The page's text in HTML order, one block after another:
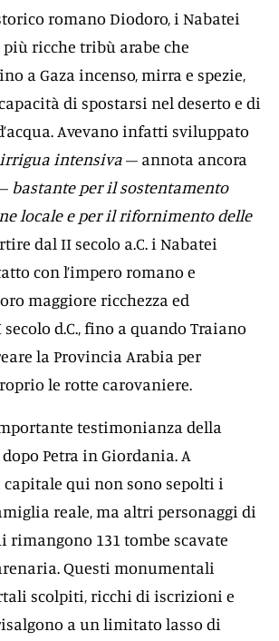
romano Diodoro, i Nabatei
ricche tribù arabe che
a Gaza incenso, mirra e spezie,
di spostarsi nel deserto e di
Avevano infatti sviluppato
irrigua intensiva– annota ancora
bastante per il sostentamento
locale e per il rifornimento delle
dal II secolo a.C. i Nabatei
con l’impero romano e
maggiore ricchezza ed
d.C., fino a quando Traiano
la Provincia Arabia per
le rotte carovaniere.
testimonianza della
Petra in Giordania. A
qui non sono sepolti i
reale, ma altri personaggi di
rimangono 131 tombe scavate
Questi monumentali
scolpiti, ricchi di iscrizioni e
a un limitato lasso di